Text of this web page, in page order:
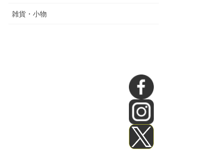
雑貨・小物